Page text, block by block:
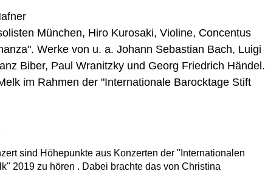
München, Hiro Kurosaki, Violine, Concentus
Werke von u. a. Johann Sebastian Bach, Luigi
Biber, Paul Wranitzky und Georg Friedrich Händel.
im Rahmen der "Internationale Barocktage Stift
sind Höhepunkte aus Konzerten der "Internationalen
2019 zu hören . Dabei brachte das von Christina